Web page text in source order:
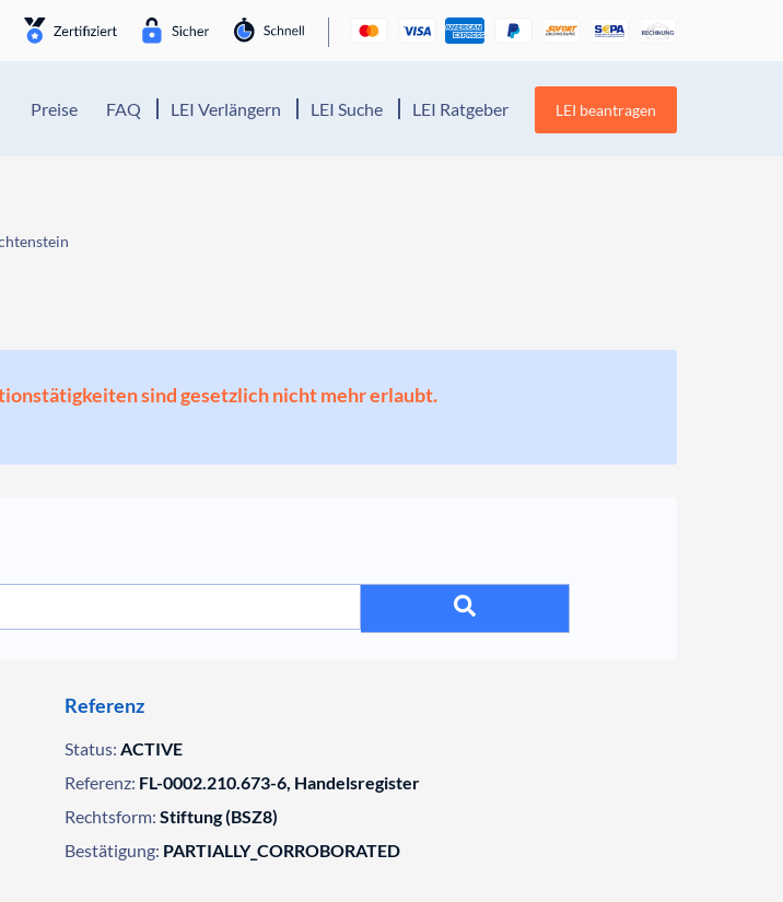
Preise FAQ LEI Verlängern LEI Suche LEI Ratgeber LEI beantragen
sind gesetzlich nicht mehr erlaubt.
Referenz
Status: ACTIVE
Referenz: FL-0002.210.673-6, Handelsregister
Rechtsform: Stiftung (BSZ8)
Bestätigung: PARTIALLY_CORROBORATED